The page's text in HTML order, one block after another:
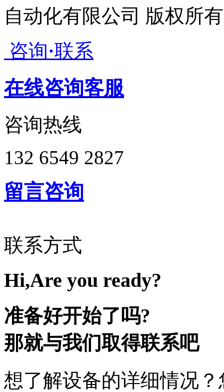
自动化有限公司 版权所
咨询·联系
在线咨询客服
咨询热线
132 6549 2827
留言咨询
联系方式
Hi,Are you ready?
准备好开始了吗?
那就与我们取得联系吧
想了解设备的详细情况